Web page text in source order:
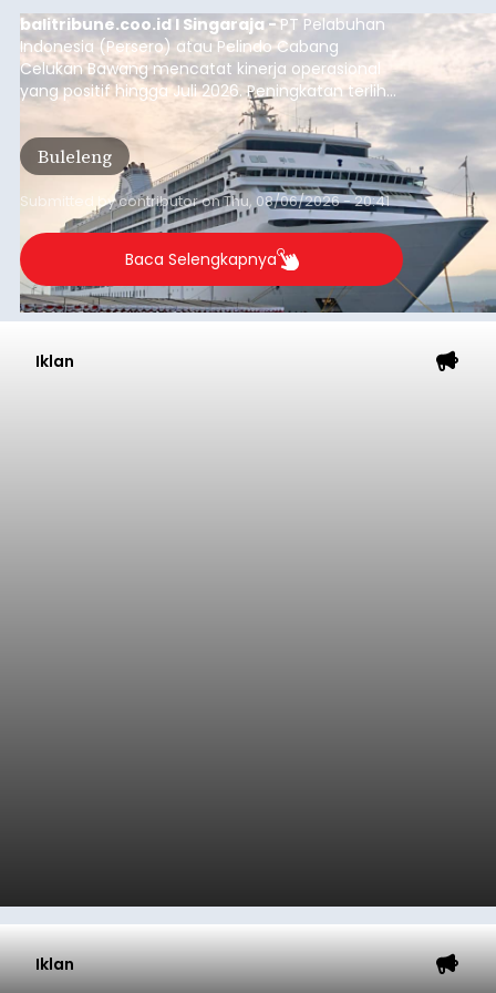
balitribune.coo.id I Singaraja -PT Pelabuhan
Indonesia (Persero) atau Pelindo Cabang
Celukan Bawang mencatat kinerja operasional
yang positif hingga Juli 2026. Peningkatan terlihat
dari arus kapal yang mencapai 1,48 juta Gross
Tonnage (GT), atau tumbuh 12,4 persen
dibandingkan periode yang sama tahun lalu
yang tercatat sebesar 1,32 juta GT.
Buleleng
Submitted bycontributoronThu, 08/06/2026 - 20:41
Baca Selengkapnya
Iklan
Iklan